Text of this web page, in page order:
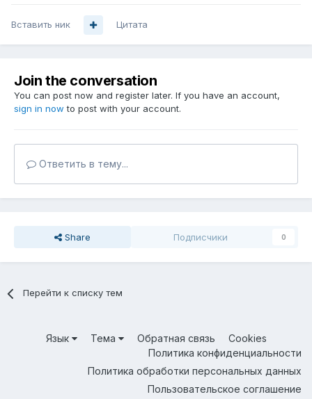
Вставить ник Цитата
Join the conversation
You can post now and register later. If you have an account,
sign in now to post with your account.
Ответить в тему...
Share Подписчики 0
Перейти к списку тем
Язык Тема Обратная связь
Cookies
Политика конфиденциальности
Политика обработки персональных данных
Пользовательское соглашение